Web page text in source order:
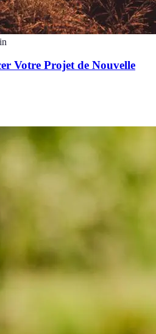
Votre Projet de Nouvelle